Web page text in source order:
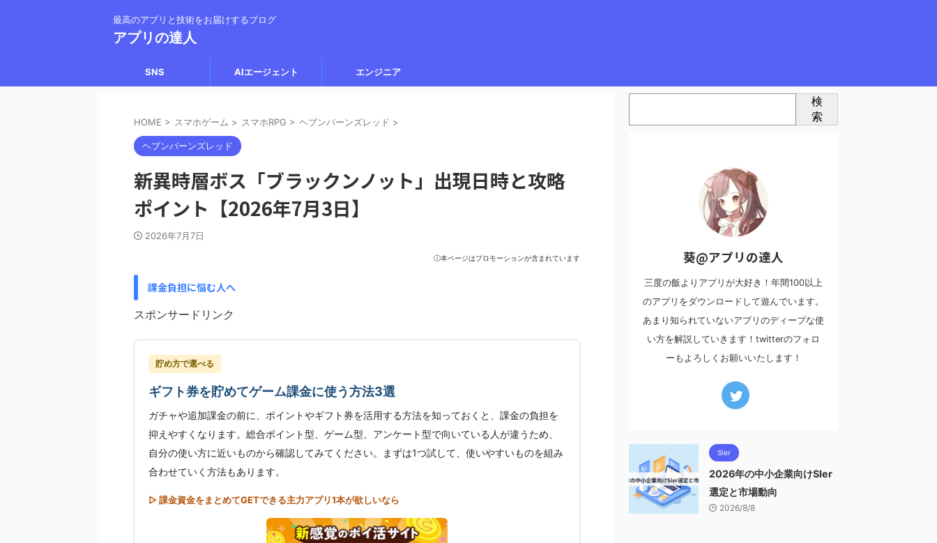
最高のアプリと技術をお届けするブログ
アプリの達人
SNS AIエージェント エンジニア
HOME > スマホゲーム > スマホRPG > ヘブンバーンズレッド >
ヘブンバーンズレッド
新異時層ボス「ブラックンノット」出現日時と攻略
ポイント【2026年7月3日】
2026年7月7日
ⓘ本ページはプロモーションが含まれています
課金負担に悩む人へ
スポンサードリンク
貯め方で選べる
ギフト券を貯めてゲーム課金に使う方法3選
ガチャや追加課金の前に、ポイントやギフト券を活用する方法を知っておくと、課金の負担を
抑えやすくなります。総合ポイント型、ゲーム型、アンケート型で向いている人が違うため、
自分の使い方に近いものから確認してみてください。まずは1つ試して、使いやすいものを組み
合わせていく方法もあります。
▷ 課金資金をまとめてGETできる主力アプリ1本が欲しいなら
検
索
葵@アプリの達人
三度の飯よりアプリが大好き！年間100以上
のアプリをダウンロードして遊んでいます。
あまり知られていないアプリのディープな使
い方を解説していきます！twitterのフォロ
ーもよろしくお願いいたします！
SIer
2026年の中小企業向けSIer
選定と市場動向
2026/8/8